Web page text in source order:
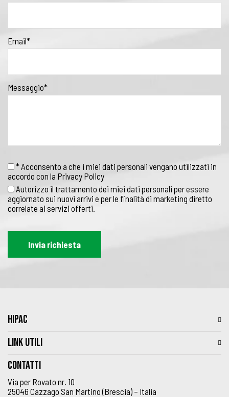
Email*
Messaggio*
* Acconsento a che i miei dati personali vengano utilizzati in
accordo con la Privacy Policy
Autorizzo il trattamento dei miei dati personali per essere
aggiornato sui nuovi arrivi e per le finalità di marketing diretto
correlate ai servizi offerti.
HIPAC
LINK UTILI
Contatti
Via per Rovato nr. 10
25046 Cazzago San Martino (Brescia) – Italia